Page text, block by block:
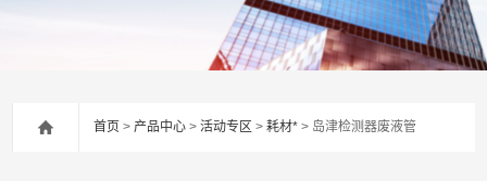
首页 >产品中心 >活动专区 >耗材* > 岛津检测器废液管